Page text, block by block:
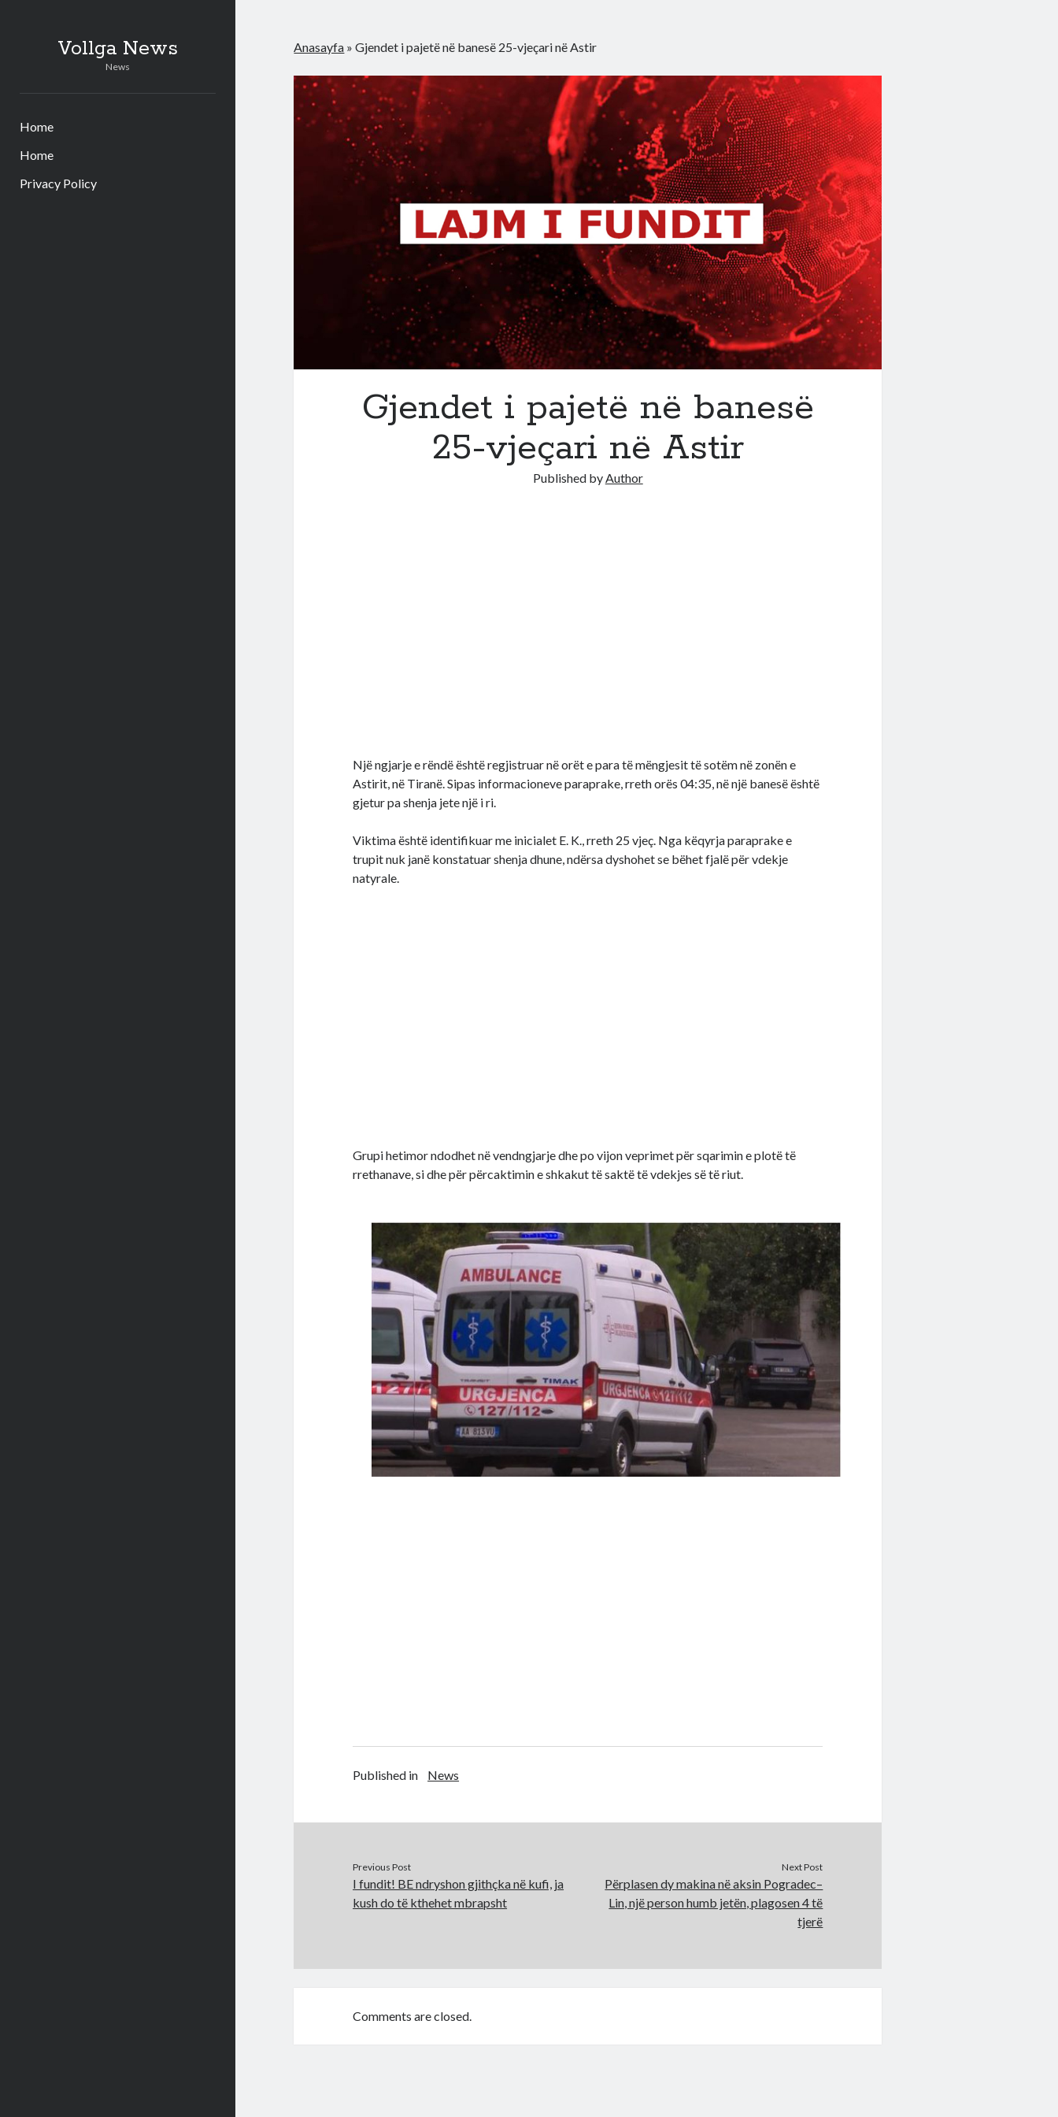
Vollga News
News
Home
Home
Privacy Policy
Anasayfa »Gjendet i pajetë në banesë 25-vjeçari në Astir
Gjendet i pajetë në banesë
25-vjeçari në Astir
Published byAuthor
Një ngjarje e rëndë është regjistruar në orët e para të mëngjesit të sotëm në zonën e
Astirit, në Tiranë. Sipas informacioneve paraprake, rreth orës 04:35, në një banesë është
gjetur pa shenja jete një i ri.
Viktima është identifikuar me inicialet E. K., rreth 25 vjeç. Nga këqyrja paraprake e
trupit nuk janë konstatuar shenja dhune, ndërsa dyshohet se bëhet fjalë për vdekje
natyrale.
Grupi hetimor ndodhet në vendngjarje dhe po vijon veprimet për sqarimin e plotë të
rrethanave, si dhe për përcaktimin e shkakut të saktë të vdekjes së të riut.
Published in News
Previous Post
I fundit! BE ndryshon gjithçka në kufi, ja
kush do të kthehet mbrapsht
Next Post
Përplasen dy makina në aksin Pogradec–
Lin, një person humb jetën, plagosen 4 të
tjerë
Comments are closed.